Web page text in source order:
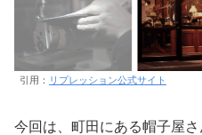
引用： リプレッション公式サイト
今回は、町田にある帽子屋